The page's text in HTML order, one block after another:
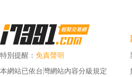
特別提醒： 免責聲明
本網站已依台灣網站內容分級規定